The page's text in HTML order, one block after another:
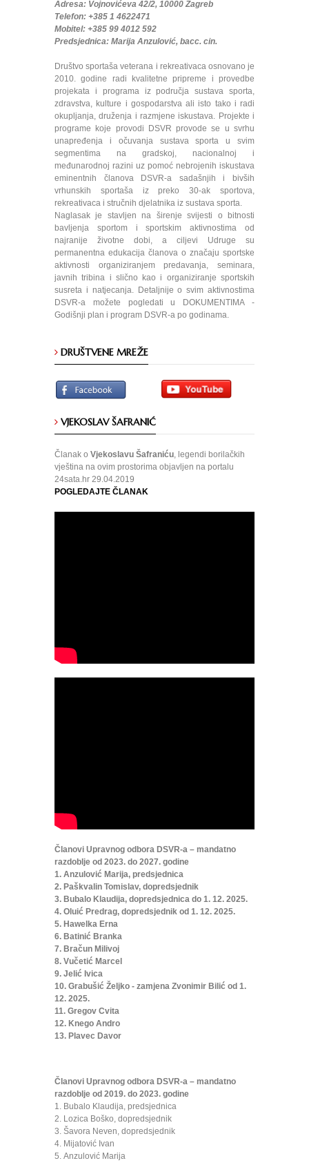
Adresa: Vojnovićeva 42/2, 10000 Zagreb
Telefon: +385 1 4622471
Mobitel: +385 99 4012 592
Predsjednica: Marija Anzulović, bacc. cin.
Društvo sportaša veterana i rekreativaca osnovano je
2010. godine radi kvalitetne pripreme i provedbe
projekata i programa iz područja sustava sporta,
zdravstva, kulture i gospodarstva ali isto tako i radi
okupljanja, druženja i razmjene iskustava. Projekte i
programe koje provodi DSVR provode se u svrhu
unapređenja i očuvanja sustava sporta u svim
segmentima na gradskoj, nacionalnoj i
međunarodnoj razini uz pomoć nebrojenih iskustava
eminentnih članova DSVR-a sadašnjih i bivših
vrhunskih sportaša iz preko 30-ak sportova,
rekreativaca i stručnih djelatnika iz sustava sporta.
Naglasak je stavljen na širenje svijesti o bitnosti
bavljenja sportom i sportskim aktivnostima od
najranije životne dobi, a ciljevi Udruge su
permanentna edukacija članova o značaju sportske
aktivnosti organiziranjem predavanja, seminara,
javnih tribina i slično kao i organiziranje sportskih
susreta i natjecanja. Detaljnije o svim aktivnostima
DSVR-a možete pogledati u DOKUMENTIMA -
Godišnji plan i program DSVR-a po godinama.
DRUŠTVENE MREŽE
VJEKOSLAV ŠAFRANIĆ
Članak o Vjekoslavu Šafraniću, legendi borilačkih
vještina na ovim prostorima objavljen na portalu
24sata.hr 29.04.2019
POGLEDAJTE ČLANAK
Članovi Upravnog odbora DSVR-a – mandatno
razdoblje od 2023. do 2027. godine
1. Anzulović Marija, predsjednica
2. Paškvalin Tomislav, dopredsjednik
3. Bubalo Klaudija, dopredsjednica do 1. 12. 2025.
4. Oluić Predrag, dopredsjednik od 1. 12. 2025.
5. Hawelka Erna
6. Batinić Branka
7. Bračun Milivoj
8. Vučetić Marcel
9. Jelić Ivica
10. Grabušić Željko - zamjena Zvonimir Bilić od 1.
12. 2025.
11. Gregov Cvita
12. Knego Andro
13. Plavec Davor
Članovi Upravnog odbora DSVR-a – mandatno
razdoblje od 2019. do 2023. godine
1. Bubalo Klaudija, predsjednica
2. Lozica Boško, dopredsjednik
3. Šavora Neven, dopredsjednik
4. Mijatović Ivan
5. Anzulović Marija